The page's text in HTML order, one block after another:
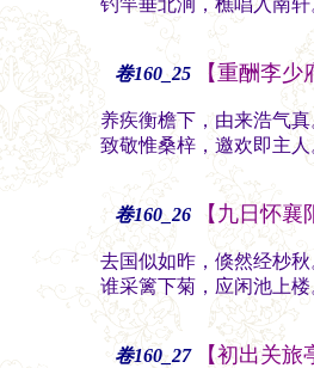
钓竿垂北涧，樵唱入南
卷160_25 【重酬李
养疾衡檐下，由来浩气
致敬惟桑梓，邀欢即主
卷160_26 【九日怀襄
去国似如昨，倏然经杪
谁采篱下菊，应闲池上
卷160_27 【初出关